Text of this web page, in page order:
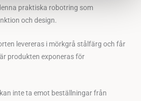
praktiska robotring som
och design.
levereras i mörkgrå stålfärg och får
produkten exponeras för
inte ta emot beställningar från